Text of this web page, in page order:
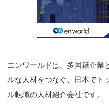
エンワールドは、多国籍企業
ルな人材をつなぐ、日本でト
ル転職の人材紹介会社です。